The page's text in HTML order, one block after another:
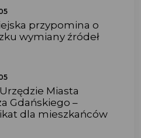
przypomina o
wymiany źródeł
Miasta
Gdańskiego –
dla mieszkańców